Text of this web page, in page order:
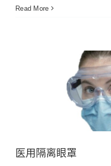
Read More
医用隔离眼罩